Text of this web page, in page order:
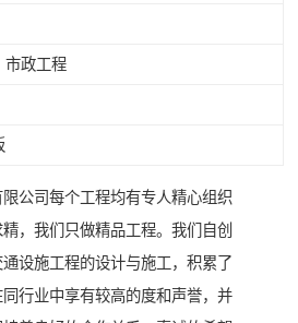
市政工程
公司每个工程均有专人精心组织
，我们只做精品工程。我们自创
设施工程的设计与施工，积累了
行业中享有较高的度和声誉，并